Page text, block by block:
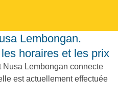
horaires et les prix
Nusa Lembongan connecte
est actuellement effectuée